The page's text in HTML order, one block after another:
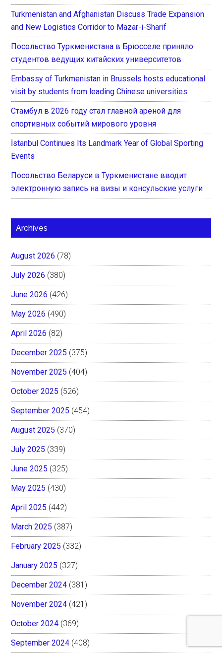
Turkmenistan and Afghanistan Discuss Trade Expansion
and New Logistics Corridor to Mazar-i-Sharif
Посольство Туркменистана в Брюсселе приняло
студентов ведущих китайских университетов
Embassy of Turkmenistan in Brussels hosts educational
visit by students from leading Chinese universities
Стамбул в 2026 году стал главной ареной для
спортивных событий мирового уровня
İstanbul Continues Its Landmark Year of Global Sporting
Events
Посольство Беларуси в Туркменистане вводит
электронную запись на визы и консульские услуги
Archives
August 2026 (78)
July 2026 (380)
June 2026 (426)
May 2026 (490)
April 2026 (82)
December 2025 (375)
November 2025 (404)
October 2025 (526)
September 2025 (454)
August 2025 (370)
July 2025 (339)
June 2025 (325)
May 2025 (430)
April 2025 (442)
March 2025 (387)
February 2025 (332)
January 2025 (327)
December 2024 (381)
November 2024 (421)
October 2024 (369)
September 2024 (408)